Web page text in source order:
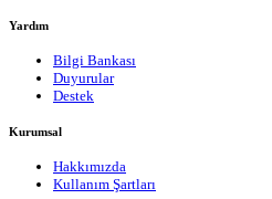
Yardım
Bilgi Bankası
Duyurular
Destek
Kurumsal
Hakkımızda
Kullanım Şartları